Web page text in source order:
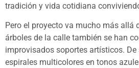
tradición y vida cotidiana
Pero el proyecto va mucho más allá
árboles de la calle también se han
improvisados soportes artísticos.
espirales multicolores en tonos